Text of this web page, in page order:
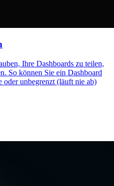
Ihre Dashboards zu teilen,
So können Sie ein Dashboard
oder unbegrenzt (läuft nie ab)